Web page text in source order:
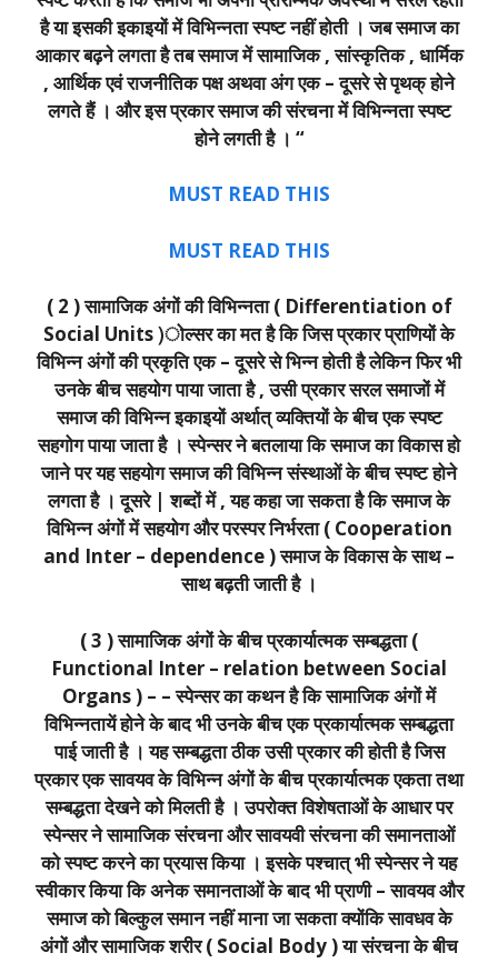
है या इसकी इकाइयों में विभिन्नता स्पष्ट नहीं होती । जब समाज का
आकार बढ़ने लगता है तब समाज में सामाजिक , सांस्कृतिक , धार्मिक
, आर्थिक एवं राजनीतिक पक्ष अथवा अंग एक – दूसरे से पृथक् होने
लगते हैं । और इस प्रकार समाज की संरचना में विभिन्नता स्पष्ट
होने लगती है । “
MUST READ THIS
MUST READ THIS
( 2 ) सामाजिक अंगों की विभिन्नता ( Differentiation of
Social Units )ोल्सर का मत है कि जिस प्रकार प्राणियों के
विभिन्न अंगों की प्रकृति एक – दूसरे से भिन्न होती है लेकिन फिर भी
उनके बीच सहयोग पाया जाता है , उसी प्रकार सरल समाजों में
समाज की विभिन्न इकाइयों अर्थात् व्यक्तियों के बीच एक स्पष्ट
सहगोग पाया जाता है । स्पेन्सर ने बतलाया कि समाज का विकास हो
जाने पर यह सहयोग समाज की विभिन्न संस्थाओं के बीच स्पष्ट होने
लगता है । दूसरे | शब्दों में , यह कहा जा सकता है कि समाज के
विभिन्न अंगों में सहयोग और परस्पर निर्भरता ( Cooperation
and Inter – dependence ) समाज के विकास के साथ –
साथ बढ़ती जाती है ।
( 3 ) सामाजिक अंगों के बीच प्रकार्यात्मक सम्बद्धता (
Functional Inter – relation between Social
Organs ) – – स्पेन्सर का कथन है कि सामाजिक अंगों में
विभिन्नतायें होने के बाद भी उनके बीच एक प्रकार्यात्मक सम्बद्धता
पाई जाती है । यह सम्बद्धता ठीक उसी प्रकार की होती है जिस
प्रकार एक सावयव के विभिन्न अंगों के बीच प्रकार्यात्मक एकता तथा
सम्बद्धता देखने को मिलती है । उपरोक्त विशेषताओं के आधार पर
स्पेन्सर ने सामाजिक संरचना और सावयवी संरचना की समानताओं
को स्पष्ट करने का प्रयास किया । इसके पश्चात् भी स्पेन्सर ने यह
स्वीकार किया कि अनेक समानताओं के बाद भी प्राणी – सावयव और
समाज को बिल्कुल समान नहीं माना जा सकता क्योंकि सावधव के
अंगों और सामाजिक शरीर ( Social Body ) या संरचना के बीच